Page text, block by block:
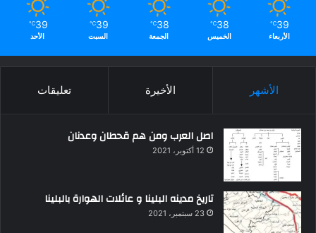
39
℃
الأربعاء
38
℃
الخميس
38
℃
الجمعة
39
℃
السبت
39
℃
الأحد
الأشهر الأخيرة تعليقات
اصل العرب ومن هم قحطان وعدنان
12 أكتوبر، 2021
تاريخ مدينه البلينا و عائلات الهوارة بالبلينا
23 سبتمبر، 2021